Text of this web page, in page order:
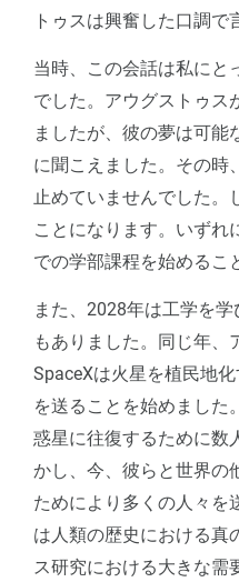
トゥスは興奮した口調で
当時、この会話は私にと
でした。アウグストゥス
ましたが、彼の夢は可能
に聞こえました。その時
止めていませんでした。
ことになります。いずれ
での学部課程を始めるこ
また、2028年は工学を
もありました。同じ年、
SpaceXは火星を植民地
を送ることを始めました
惑星に往復するために数
かし、今、彼らと世界の
ためにより多くの人々を
は人類の歴史における真
ス研究における大きな需